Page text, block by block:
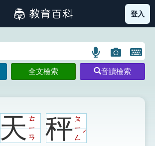
筆畫索引圖示 部首索引表圖示
登入
語
言
搜
圖
片
搜
開
鍵
圖
全文檢索 音讀檢索
天ㄊ
ㄧ
ㄢ
秤ㄆ
ㄧ
ㄥ
ˊ